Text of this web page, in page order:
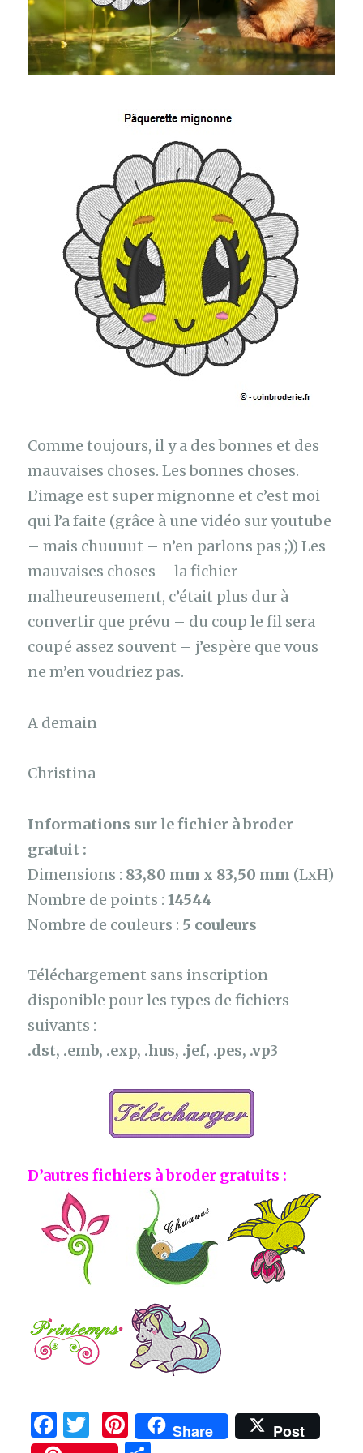
Comme toujours, il y a des bonnes et des
mauvaises choses. Les bonnes choses.
L’image est super mignonne et c’est moi
qui l’a faite (grâce à une vidéo sur youtube
– mais chuuuut – n’en parlons pas ;)) Les
mauvaises choses – la fichier –
malheureusement, c’était plus dur à
convertir que prévu – du coup le fil sera
coupé assez souvent – j’espère que vous
ne m’en voudriez pas.
A demain
Christina
Informations sur le fichier à broder
gratuit :
Dimensions : 83,80 mm x 83,50 mm (LxH)
Nombre de points :14544
Nombre de couleurs : 5 couleurs
Téléchargement sans inscription
disponible pour les types de fichiers
suivants :
.dst, .emb, .exp, .hus, .jef, .pes, .vp3
D’autres fichiers à broder gratuits :
F
T
Pi
Share
Post